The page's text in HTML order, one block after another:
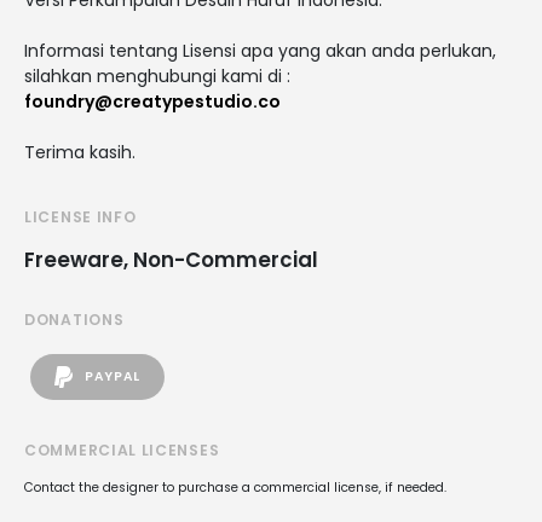
Informasi tentang Lisensi apa yang akan anda perlukan,
silahkan menghubungi kami di :
foundry@creatypestudio.co
Terima kasih.
LICENSE INFO
Freeware, Non-Commercial
DONATIONS
PAYPAL
COMMERCIAL LICENSES
Contact the designer to purchase a commercial license, if needed.